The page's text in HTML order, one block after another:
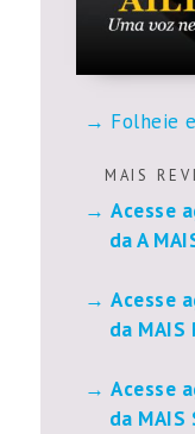
Folheie
M A I S R E V I
Acesse
da A
Acesse
da MAIS
Acesse
da MAIS